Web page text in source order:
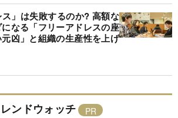
」は失敗するのか? 高額な
なる「フリーアドレスの座
凶」と組織の生産性を上げ
レンドウォッチ